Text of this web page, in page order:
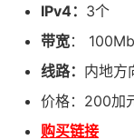
IPv4： 3个
带宽：
线路： 内地方
价格：200加
购买链接